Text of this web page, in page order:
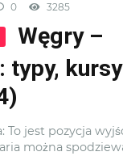
0 3285
Węgry –
typy, kursy
To jest pozycja
można